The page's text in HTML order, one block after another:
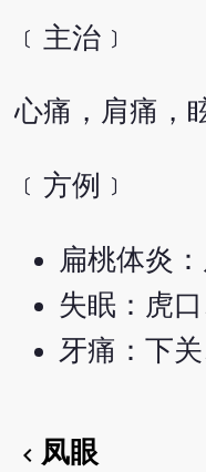
﹝主治﹞
心痛，肩痛，
﹝方例﹞
扁桃体炎
失眠：虎
牙痛：下
chevron_left 凤眼